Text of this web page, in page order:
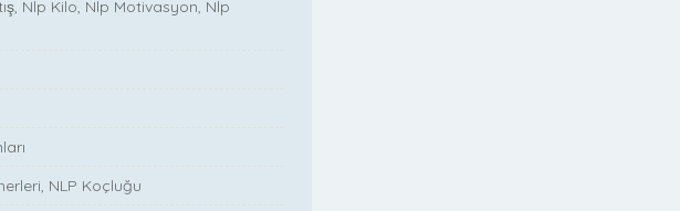
Nlp Kilo, Nlp Motivasyon, Nlp
NLP Koçluğu